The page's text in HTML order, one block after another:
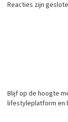
Reacties zijn
Blijf op de hoogte
lifestyleplatform en